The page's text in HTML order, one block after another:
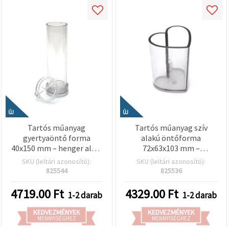
ÚJ
Tartós műanyag
gyertyaöntő forma
40x150 mm – henger alak,
ideális magas kézműves
gyertyákhoz és elegáns
SKU (leltári azonosító):
825544
4719.00 Ft 1-2 darab
KEDVEZMÉNYEK
MENNYISÉGHEZ
ÚJ
Tartós műanyag szív
alakú öntőforma
72x63x103 mm –
tökéletes
szappankészítéshez,
kreatív hobbi
dekorációkhoz
SKU (leltári azonosító):
825536
4329.00 Ft 1-2 darab
KEDVEZMÉNYEK
MENNYISÉGHEZ